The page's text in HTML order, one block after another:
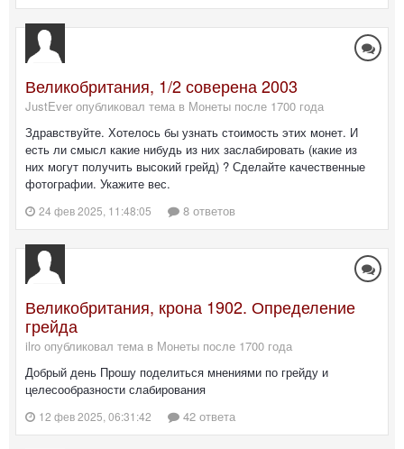
Великобритания, 1/2 соверена 2003
JustEver опубликовал тема в Монеты после 1700 года
Здравствуйте. Хотелось бы узнать стоимость этих монет. И
есть ли смысл какие нибудь из них заслабировать (какие из
них могут получить высокий грейд) ? Сделайте качественные
фотографии. Укажите вес.
24 фев 2025, 11:48:05 8 ответов
Великобритания, крона 1902. Определение
грейда
ilro опубликовал тема в Монеты после 1700 года
Добрый день Прошу поделиться мнениями по грейду и
целесообразности слабирования
12 фев 2025, 06:31:42 42 ответа